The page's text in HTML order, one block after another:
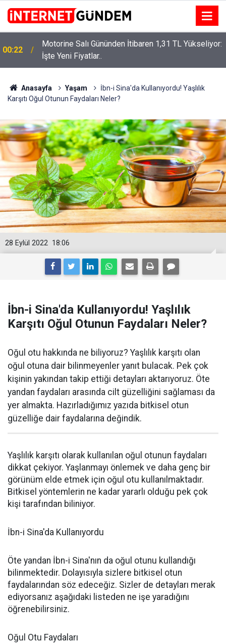
00:22
Motorine Salı Gününden İtibaren 1,31 TL Yükseliyor:
İşte Yeni Fiyatlar..
Anasayfa Yaşam
İbn-i Sina'da Kullanıyordu! Yaşlılık
Karşıtı Oğul Otunun Faydaları Neler?
18:06
28 Eylül 2022
İbn-i Sina'da Kullanıyordu! Yaşlılık
Karşıtı Oğul Otunun Faydaları Neler?
Oğul otu hakkında ne biliyoruz? Yaşlılık karşıtı olan
oğul otuna dair bilinmeyenler yanıt bulacak. Pek çok
kişinin yakından takip ettiği detayları aktarıyoruz. Öte
yandan faydaları arasında cilt güzelliğini sağlaması da
yer almakta. Hazırladığımız yazıda bitkisel otun
güzelliğe dair faydalarına değindik.
Yaşlılık karşıtı olarak kullanılan oğul otunun faydaları
dikkat çekiyor. Yaşlanmayı önlemek ve daha genç bir
görünüm elde etmek için oğul otu kullanılmaktadır.
Bitkisel yöntemlerin ne kadar yararlı olduğu pek çok
kişi tarafından biliniyor.
İbn-i Sina'da Kullanıyordu
Öte yandan İbn-i Sina'nın da oğul otunu kullandığı
bilinmektedir. Dolayısıyla sizlere bitkisel otun
faydalarından söz edeceğiz. Sizler de detayları merak
ediyorsanız aşağıdaki listeden ne işe yaradığını
öğrenebilirsiniz.
Oğul Otu Faydaları